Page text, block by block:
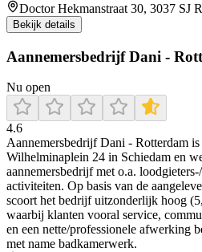
Doctor Hekmanstraat 30, 3037 SJ
Bekijk details
Aannemersbedrijf Dani -
Nu open
4.6
Aannemersbedrijf Dani - Rotterdam is
Wilhelminaplein 24 in Schiedam en
aannemersbedrijf met o.a.
activiteiten. Op basis van de
scoort het bedrijf uitzonderlijk hoog
waarbij klanten vooral service,
en een nette/professionele afwerking
met name badkamerwerk.